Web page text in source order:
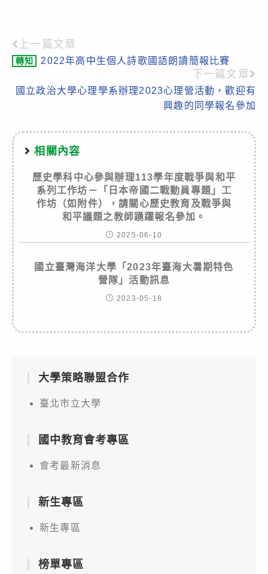
Read
more
articles
上一篇文章
轉知 2022年高中生個人詩歌國語朗讀簡報比賽
下一篇文章
國立政治大學心理學系辦理2023心理營活動，歡迎有
興趣的同學報名參加
相關內容
歷史學科中心參與辦理113學年度戰爭與和平
系列工作坊－「日本帝國二戰動員專題」工
作坊（如附件），請關心歷史教育及戰爭與
和平議題之教師踴躍報名參加。
2025-06-10
國立臺灣海洋大學「2023年臺海大暑期特色
營隊」活動訊息
2023-05-18
大學策略聯盟合作
臺北市立大學
國中教育會考專區
會考最新消息
新生專區
新生專區
榜單專區